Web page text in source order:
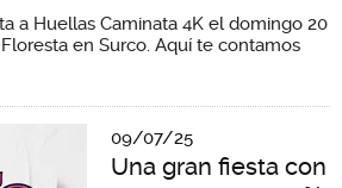
a Huellas Caminata 4K el domingo 20
en Surco. Aquí te contamos
09/07/25
Una gran fiesta con